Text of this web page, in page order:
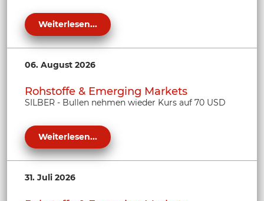
Weiterlesen...
06. August 2026
Rohstoffe & Emerging Markets
SILBER - Bullen nehmen wieder Kurs auf 70 USD
Weiterlesen...
31. Juli 2026